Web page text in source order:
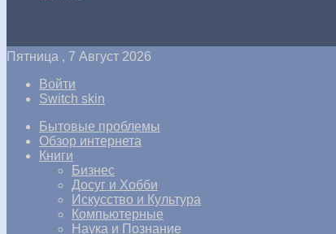
Пятница , 7 Август 2026
Войти
Switch skin
Бытовые проблемы
Обзор интернета
Книги
Бизнес
Досуг и Хобби
Искусство и Культура
Компьютерные
Наука и Познание